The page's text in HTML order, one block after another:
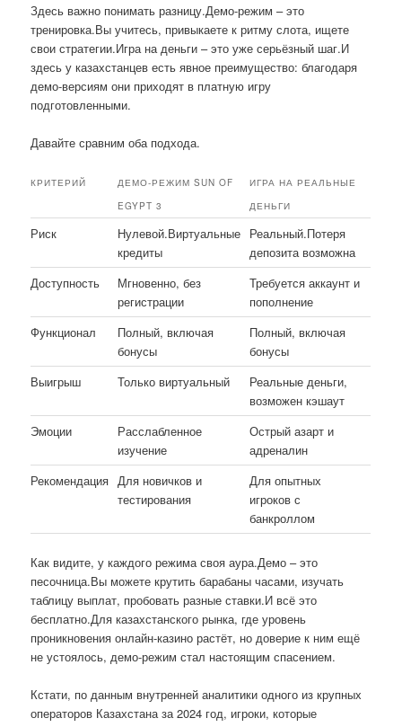
Здесь важно понимать разницу.Демо-режим – это
тренировка.Вы учитесь, привыкаете к ритму слота, ищете
свои стратегии.Игра на деньги – это уже серьёзный шаг.И
здесь у казахстанцев есть явное преимущество: благодаря
демо-версиям они приходят в платную игру
подготовленными.
Давайте сравним оба подхода.
КРИТЕРИЙ
ДЕМО-РЕЖИМ SUN OF
EGYPT 3
ИГРА НА РЕАЛЬНЫЕ
ДЕНЬГИ
Риск
Нулевой.Виртуальные
кредиты
Реальный.Потеря
депозита возможна
Доступность
Мгновенно, без
регистрации
Требуется аккаунт и
пополнение
Функционал
Полный, включая
бонусы
Полный, включая
бонусы
Выигрыш
Только виртуальный
Реальные деньги,
возможен кэшаут
Эмоции
Расслабленное
изучение
Острый азарт и
адреналин
Рекомендация Для новичков и
тестирования
Для опытных
игроков с
банкроллом
Как видите, у каждого режима своя аура.Демо – это
песочница.Вы можете крутить барабаны часами, изучать
таблицу выплат, пробовать разные ставки.И всё это
бесплатно.Для казахстанского рынка, где уровень
проникновения онлайн-казино растёт, но доверие к ним ещё
не устоялось, демо-режим стал настоящим спасением.
Кстати, по данным внутренней аналитики одного из крупных
операторов Казахстана за 2024 год, игроки, которые